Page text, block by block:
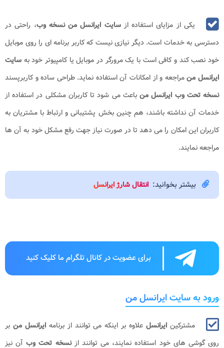
یکی از مزایای استفاده ازسایت ایرانسل من نسخه وب، راحتی در
دسترسی به خدمات است. دیگر نیازی نیست که کاربر برنامه ای را روی موبایل
خود نصب کند و کافی است با یک مرورگر در موبایل یا کامپیوتر خود به سایت
ایرانسل منمراجعه و از امکانات آن استفاده نماید. طراحی ساده و کاربرپسند
نسخه تحت وب ایرانسل منباعث می شود تا کاربران مشکلی در استفاده از
خدمات آن نداشته باشند، هم چنین بخش پشتیبانی و ارتباط با مشتریان به
کاربران این امکان را می دهد تا در صورت نیاز جهت رفع مشکل خود به آن ها
مراجعه نمایند.
بیشتر بخوانید: انتقال شارژ ایرانسل
برای عضویت در کانال تلگرام ما کلیک کنید
ورود به سایت ایرانسل من
مشترکین ایرانسل علاوه بر اینکه می توانند از برنامهایرانسل من بر
روی گوشی های خود استفاده نمایند، می توانند ازنسخه تحت وب آن نیز